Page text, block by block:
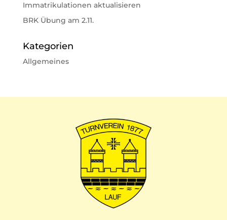
Immatrikulationen aktualisieren
BRK Übung am 2.11.
Kategorien
Allgemeines